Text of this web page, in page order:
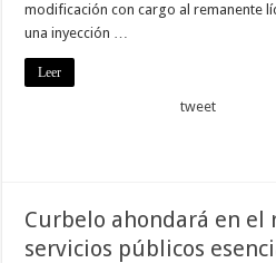
modificación con cargo al remanente
una inyección …
Leer
tweet
Curbelo ahondará en el
servicios públicos